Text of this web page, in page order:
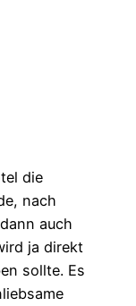
die
nach
auch
ja direkt
sollte. Es